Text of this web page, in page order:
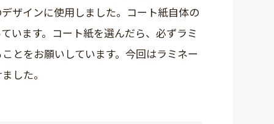
ザインに使用しました。コート紙自体の
います。コート紙を選んだら、必ずラミ
とをお願いしています。今回はラミネー
した。